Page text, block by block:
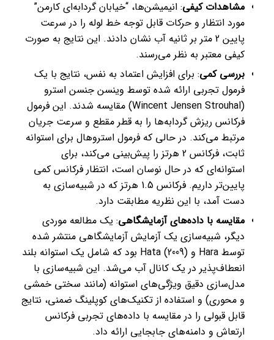
مشاهدات کیفی: انیمیشن‌ها، “خیابان گردابه‌ای کارمن”
مورد انتظار و حرکات قابل توجه خط لوله را در سرعت
پایین 2 متر بر ثانیه آب نشان دادند. این نتایج به صورت
کیفی معتبر به نظر می‌رسند.
بررسی کمی: برای افزایش اعتماد به نفس، نتایج با یک
فرمول تجربی ارائه شده توسط وینسن جنسن استرو
(Wincent Jensen Strouhal) مقایسه شدند. این فرمول
فرکانس ریزش گردابه‌ها را به قطر مقطع و سرعت جریان
مرتبط می‌کند. در حالی که فرمول استروهال برای استوانه
ثابت، فرکانس 2 هرتز را پیش‌بینی می‌کند، برای
استوانه‌ای که در حال نوسان است، انتظار فرکانس کمی
پایین‌تر داریم. فرکانس 1.5 هرتز که در شبیه‌سازی به
دست آمد، با این نظریه مطابقت دارد.
مقایسه با داده‌های آزمایشگاهی: یک مطالعه موردی
دیگر، شبیه‌سازی یک آزمایش آزمایشگاهی منتشر شده
توسط Hara و Hata (2009) بود که شامل یک استوانه بلند
انعطاف‌پذیر در یک کانال آب می‌شد. این شبیه‌سازی با
مدل‌سازی دقیق ویژگی‌های استوانه (مانند سختی خمشی
و محوری) و استفاده از تکنیک‌های کوپلینگ ضمنی، نتایج
قابل قبولی را در مقایسه با داده‌های تجربی فرکانس
ارتعاش و دامنه‌های جابجایی ارائه داد.